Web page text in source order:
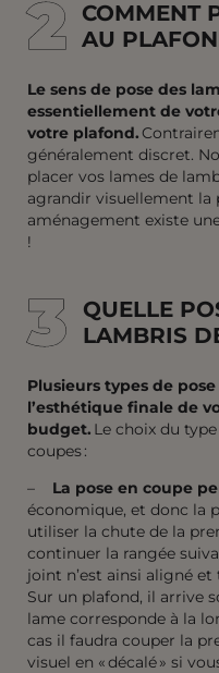
2
2
COMMENT
AU
Le sens de pose des
essentiellement de
votre plafond.
généralement discret.
placer vos lames de
agrandir visuellement la
aménagement existe
!
3
3
QUELLE
LAMBRIS
Plusieurs types de
l’esthétique finale de
budget. Le choix du
coupes :
–
La pose en coupe
économique, et donc la
utiliser la chute de la
continuer la rangée
joint n’est ainsi aligné
Sur un plafond, il arrive
lame corresponde à la
cas il faudra couper la
visuel en « décalé » si